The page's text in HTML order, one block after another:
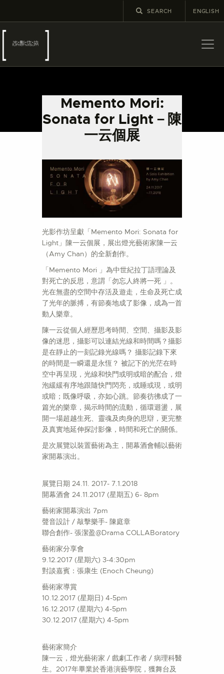
ENGLISH
Memento Mori:
Sonata for Light－陳
一云個展
最新消息
教育及外展
出版
更多攝影資訊
光影作坊呈獻「Memento Mori: Sonata for
Light」陳一云個展，展出燈光藝術家陳一云
（Amy Chan）的全新創作。
「Memento Mori 」為中世紀拉丁語理論及
對死亡的反思，意謂「勿忘人終將一死 」。
光在無盡的空間中存活及遊走，生命及死亡成
了光年的脈搏，有節奏地成了影像，成為一首
動人樂章。
陳一云從個人經歷思考時間、空間、攝影及影
像的迷思，攝影可以連結光線和時間嗎？攝影
是在靜止的一刻記錄光線嗎？ 攝影記錄下來
的時間是一瞬還是永恆？ 被記下的光茫在時
空中再呈現，光線和快門或明或暗的配合，燈
泡緩緩有序地跟隨快門閃亮，或睡或現，或明
或暗；既像呼吸，亦如心跳。節奏彷彿成了一
篇光的樂章，揭示時間的流動，循環迴盪，展
開一場超越生死、靈魂及肉身的思辯，更完整
及真實地延伸探討影像，時間和死亡的關係。
是次展覽以裝置藝術為主，開幕酒會輔以藝術
家開幕演出。
展覽日期 24.11. 2017- 7.1.2018
開幕酒會 24.11.2017 (星期五) 6- 8pm
藝術家開幕演出 7pm
聲音設計 / 敲擊樂手- 陳庭章
聯合創作- 張潔盈@Drama COLLABoratory
藝術家分享會
9.12.2017 (星期六) 3-4:30pm
對談嘉賓：張康生 (Enoch Cheung)
藝術家導賞
10.12.2017 (星期日) 4-5pm
16.12.2017 (星期六) 4-5pm
30.12.2017 (星期六) 4-5pm
藝術家簡介
陳一云，燈光藝術家 / 戲劇工作者 / 病理科醫
生。2017年畢業於香港演藝學院，獲舞台及